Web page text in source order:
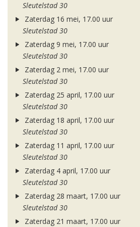
Sleutelstad 30
Zaterdag 16 mei, 17.00 uur
Sleutelstad 30
Zaterdag 9 mei, 17.00 uur
Sleutelstad 30
Zaterdag 2 mei, 17.00 uur
Sleutelstad 30
Zaterdag 25 april, 17.00 uur
Sleutelstad 30
Zaterdag 18 april, 17.00 uur
Sleutelstad 30
Zaterdag 11 april, 17.00 uur
Sleutelstad 30
Zaterdag 4 april, 17.00 uur
Sleutelstad 30
Zaterdag 28 maart, 17.00 uur
Sleutelstad 30
Zaterdag 21 maart, 17.00 uur